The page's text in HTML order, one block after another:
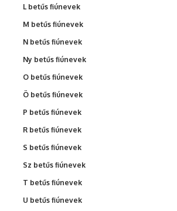
L betűs fiúnevek
M betűs fiúnevek
N betűs fiúnevek
Ny betűs fiúnevek
O betűs fiúnevek
Ö betűs fiúnevek
P betűs fiúnevek
R betűs fiúnevek
S betűs fiúnevek
Sz betűs fiúnevek
T betűs fiúnevek
U betűs fiúnevek